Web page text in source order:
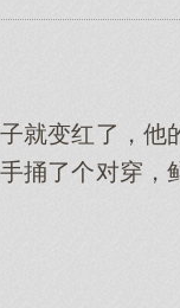
就变红了，他
捅了个对穿，